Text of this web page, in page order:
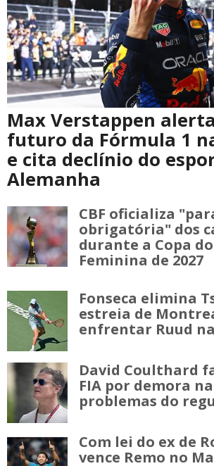
Max Verstappen
futuro da Fórmula 1
e cita declínio do
Alemanha
CBF oficializa
obrigatória" dos
durante a Copa
Feminina de 2027
Fonseca elimina
estreia de
enfrentar Ruud na
David Coulthard
FIA por demora
problemas do
Com lei do ex de
vence Remo no